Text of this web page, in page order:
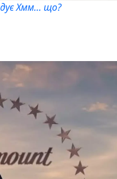
Хмм… що?